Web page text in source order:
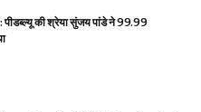
की श्रेया सुंजय पांडे ने 99.99